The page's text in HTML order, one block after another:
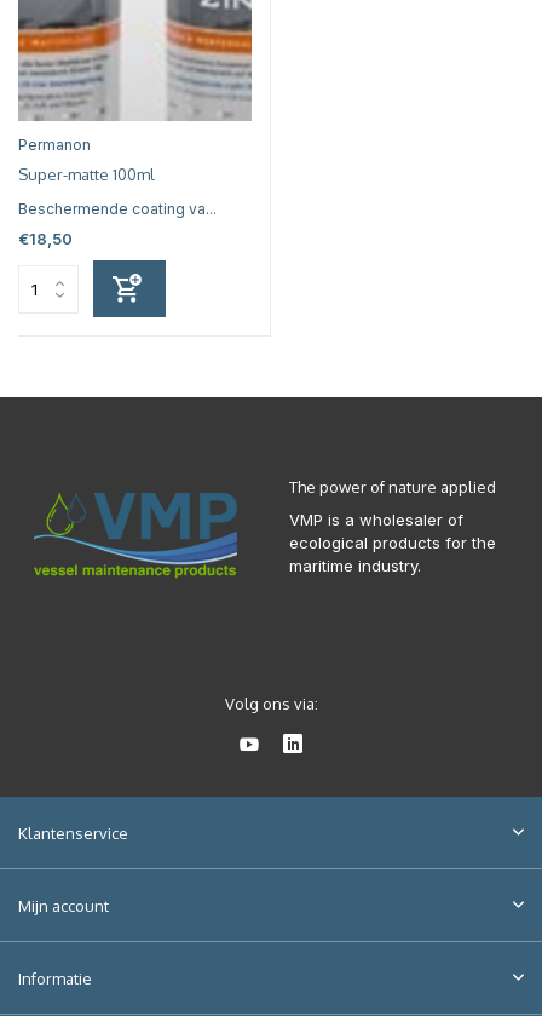
Permanon
Super-matte 100ml
Beschermende coating va...
€18,50
The power of nature applied
VMP is a wholesaler of
ecological products for the
maritime industry.
Volg ons via:
Klantenservice
Mijn account
Informatie